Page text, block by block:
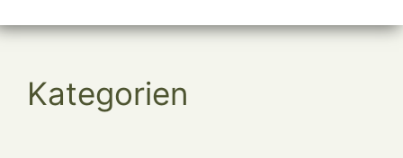
Kategorien